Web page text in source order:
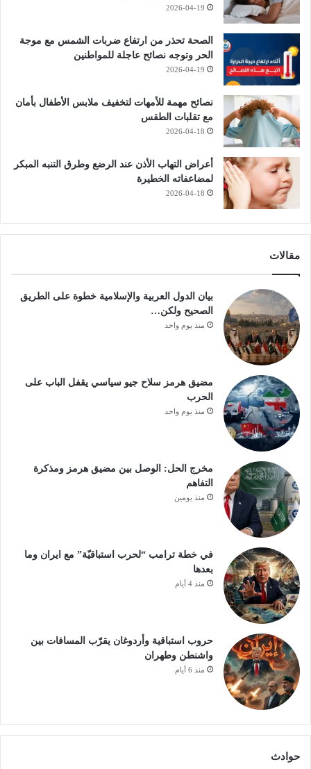
2026-04-19
الصحة تحذر من ارتفاع ضربات الشمس مع موجة
الحر وتوجه نصائح عاجلة للمواطنين
2026-04-19
نصائح مهمة للأمهات لتخفيف ملابس الأطفال بأمان
مع تقلبات الطقس
2026-04-18
أعراض التهاب الأذن عند الرضع وطرق التنبه المبكر
لمضاعفاته الخطيرة
2026-04-18
مقالات
بيان الدول العربية والإسلامية خطوة على الطريق
الصحيح ولكن…
منذ يوم واحد
مضيق هرمز سلاح جيو سياسي يقفل الباب على
الحرب
منذ يوم واحد
مخرج الحل: الوصل بين مضيق هرمز ومذكرة
التفاهم
منذ يومين
في خطة ترامب “لحرب استباقيّة” مع ايران وما
بعدها
منذ 4 أيام
حروب استباقية وأردوغان يقرّب المسافات بين
واشنطن وطهران
منذ 6 أيام
حوادث